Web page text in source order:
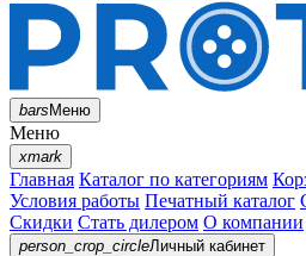
barsМеню
Меню
xmark
Главная Каталог по категориям
Условия работы Печатный каталог
Скидки Стать дилером О компании
person_crop_circleЛичный кабинет